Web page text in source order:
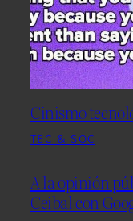
Cinismo
TEC & SOC
A la opinión
Ceibal con